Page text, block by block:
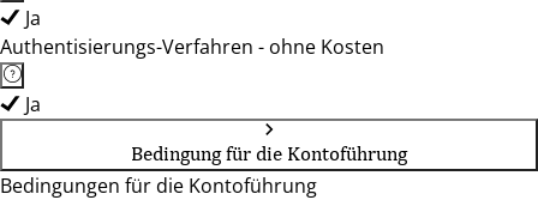
Ja
Authentisierungs-Verfahren - ohne Kosten
Ja
Bedingung für die Kontoführung
Bedingungen für die Kontoführung